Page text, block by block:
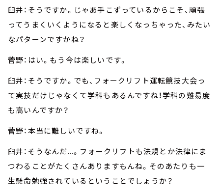
臼井：そうですか。じゃあ手こずっているからこそ、頑張
ってうまくいくようになると楽しくなっちゃった、みたい
なパターンですかね？
菅野：はい。もう今は楽しいです。
臼井：そうですか。でも、フォークリフト運転競技大会っ
て実技だけじゃなくて学科もあるんですね！学科の難易度
も高いんですか？
菅野：本当に難しいですね。
臼井：そうなんだ...。フォークリフトも法規とか法律にま
つわることがたくさんありますもんね。そのあたりも一
生懸命勉強されているということでしょうか？